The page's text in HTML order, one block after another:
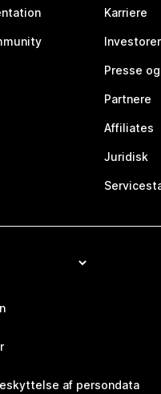
Karriere
Investorer
Presse
Partnere
Affiliates
Juridisk
af persondata